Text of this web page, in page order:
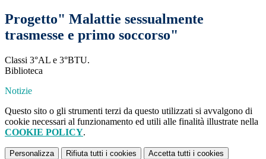
Progetto" Malattie sessualmente
trasmesse e primo soccorso"
Classi 3°AL e 3°BTU.
Biblioteca
Notizie
Questo sito o gli strumenti terzi da questo utilizzati si avvalgono di
cookie necessari al funzionamento ed utili alle finalità illustrate nella
COOKIE POLICY.
Personalizza Rifiuta tutti i cookies Accetta tutti i cookies